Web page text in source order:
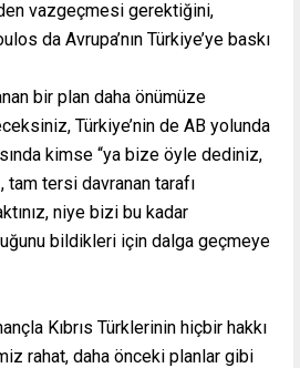
vazgeçmesi gerektiğini,
da Avrupa’nın Türkiye’ye baskı
bir plan daha önümüze
Türkiye’nin de AB yolunda
kimse “ya bize öyle dediniz,
tersi davranan tarafı
niye bizi bu kadar
bildikleri için dalga geçmeye
Kıbrıs Türklerinin hiçbir hakkı
rahat, daha önceki planlar gibi